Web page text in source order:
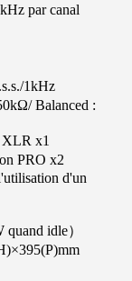
par canal
1kHz
Balanced :
x1
PRO x2
d'un
quand idle）